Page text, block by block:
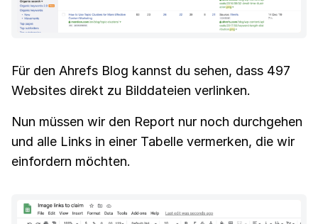
Für den Ahrefs Blog kannst du sehen, dass 497
Websites direkt zu Bilddateien verlinken.
Nun müssen wir den Report nur noch durchgehen
und alle Links in einer Tabelle vermerken, die wir
einfordern möchten.